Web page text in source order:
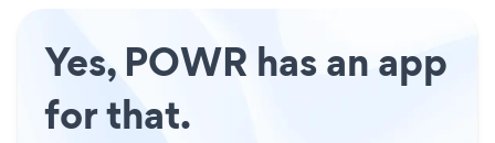
Yes, POWR has an app
for that.